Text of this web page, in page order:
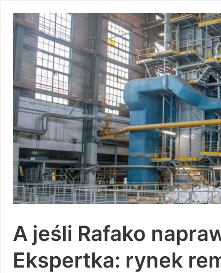
A jeśli Rafako
Ekspertka: rynek